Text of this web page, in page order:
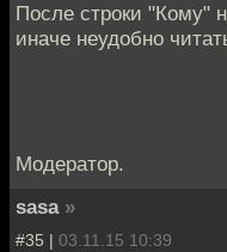
После строки "Кому"
иначе неудобно
Модератор.
sasa »
#35 | 03.11.15 10:39